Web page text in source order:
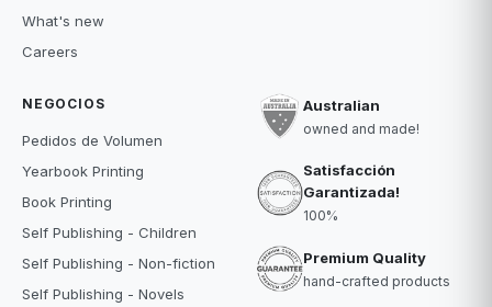
What's new
Careers
NEGOCIOS
Pedidos de Volumen
Yearbook Printing
Book Printing
Self Publishing - Children
Self Publishing - Non-fiction
Self Publishing - Novels
Australian
owned and made!
Satisfacción
Garantizada!
100%
Premium Quality
hand-crafted products